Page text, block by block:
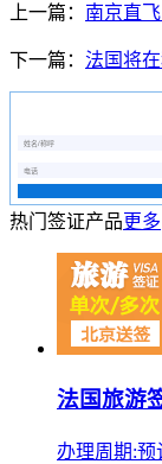
上一篇： 南京直
下一篇： 法国将
热门签证产品更多
法国旅游
办理周期:预